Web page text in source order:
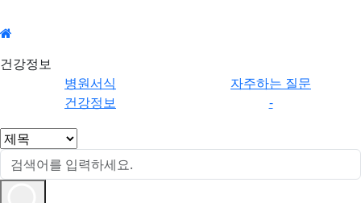
보
건강정보
병원서식
자주하는 질문
건강정보
-